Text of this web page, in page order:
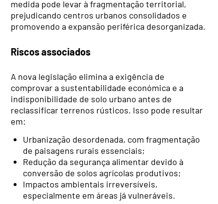
medida pode levar à fragmentação territorial,
prejudicando centros urbanos consolidados e
promovendo a expansão periférica desorganizada.
Riscos associados
A nova legislação elimina a exigência de
comprovar a sustentabilidade económica e a
indisponibilidade de solo urbano antes de
reclassificar terrenos rústicos. Isso pode resultar
em:
Urbanização desordenada, com fragmentação
de paisagens rurais essenciais;
Redução da segurança alimentar devido à
conversão de solos agrícolas produtivos;
Impactos ambientais irreversíveis,
especialmente em áreas já vulneráveis.